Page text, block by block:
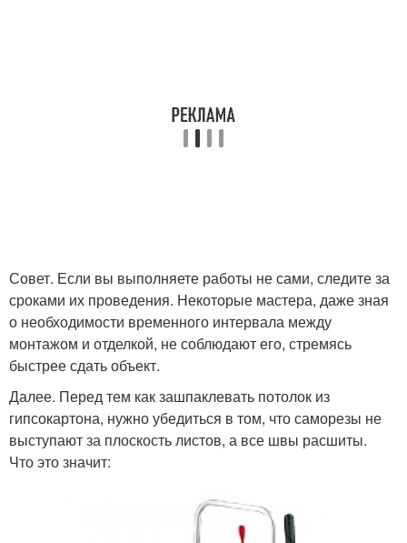
мраморной крошкой
Руки из штукатурки
Кирпич из гипсовой
Декоративные
кирпичики
Совет. Если вы выполняете работы не сами, следите за
сроками их проведения. Некоторые мастера, даже зная
о необходимости временного интервала между
монтажом и отделкой, не соблюдают его, стремясь
быстрее сдать объект.
Далее. Перед тем как зашпаклевать потолок из
гипсокартона, нужно убедиться в том, что саморезы не
выступают за плоскость листов, а все швы расшиты.
Что это значит: